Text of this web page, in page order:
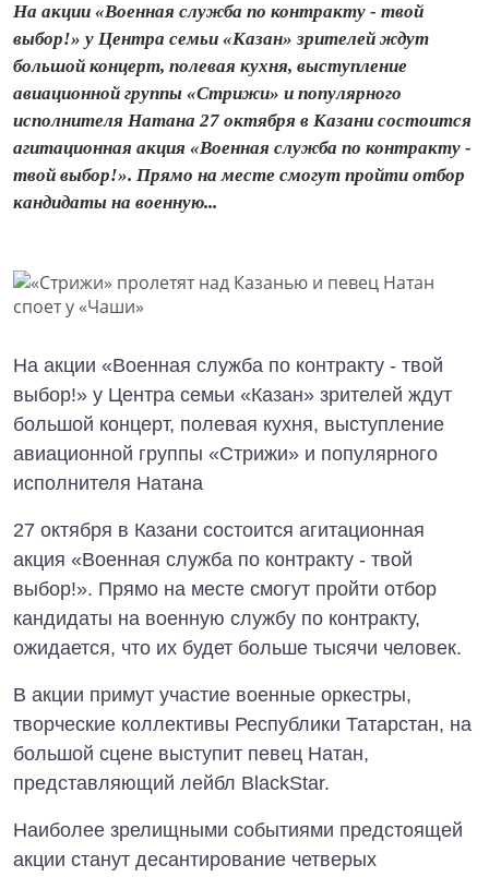
На акции «Военная служба по контракту - твой
выбор!» у Центра семьи «Казан» зрителей ждут
большой концерт, полевая кухня, выступление
авиационной группы «Стрижи» и популярного
исполнителя Натана 27 октября в Казани состоится
агитационная акция «Военная служба по контракту -
твой выбор!». Прямо на месте смогут пройти отбор
кандидаты на военную...
На акции «Военная служба по контракту - твой
выбор!» у Центра семьи «Казан» зрителей ждут
большой концерт, полевая кухня, выступление
авиационной группы «Стрижи» и популярного
исполнителя Натана
27 октября в Казани состоится агитационная
акция «Военная служба по контракту - твой
выбор!». Прямо на месте смогут пройти отбор
кандидаты на военную службу по контракту,
ожидается, что их будет больше тысячи человек.
В акции примут участие военные оркестры,
творческие коллективы Республики Татарстан, на
большой сцене выступит певец Натан,
представляющий лейбл BlackStar.
Наиболее зрелищными событиями предстоящей
акции станут десантирование четверых